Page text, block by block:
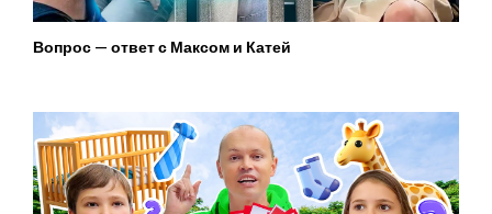
Вопрос — ответ с Максом и Катей